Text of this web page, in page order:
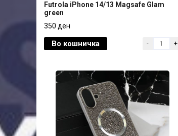
Futrola iPhone 14/13 Magsafe Glam
350 ден
Futrola iPhone 14/13 Magsafe Glam
green
350 ден
Во кошничка - +